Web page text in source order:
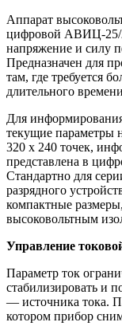
Аппарат
цифровой АВИЦ-25/
напряжение и силу
Предназначен для
там, где требуется
длительного
Для
текущие параметры
320 х 240 точек,
представлена в
Стандартно для
разрядного
компактные
высоковольтным
Управление
Параметр ток
стабилизировать и
— источника тока.
котором прибор